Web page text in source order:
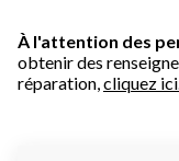
À l'attention des
obtenir des
réparation,cliquez